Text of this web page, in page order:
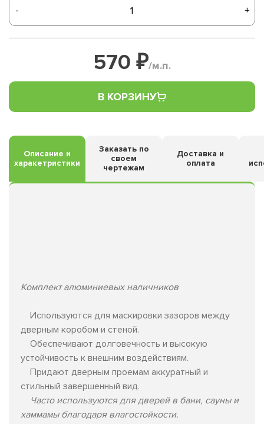
- +
570 ₽/м.п.
В КОРЗИНУ
Описание и
харакетристики
Заказать по
своем
чертежам
Доставка и
оплата
Комплект алюминиевых наличников
Используются для маскировки зазоров между
дверным коробом и стеной.
Обеспечивают долговечность и высокую
устойчивость к внешним воздействиям.
Придают дверным проемам аккуратный и
стильный завершенный вид.
Часто используются для дверей в бани, сауны и
хаммамы благодаря влагостойкости.